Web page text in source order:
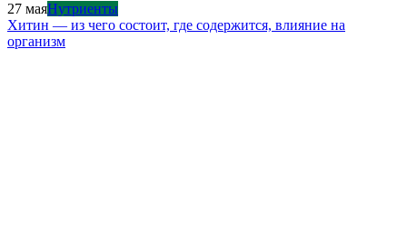
27 маяНутриенты
Хитин — из чего состоит, где содержится, влияние на
организм